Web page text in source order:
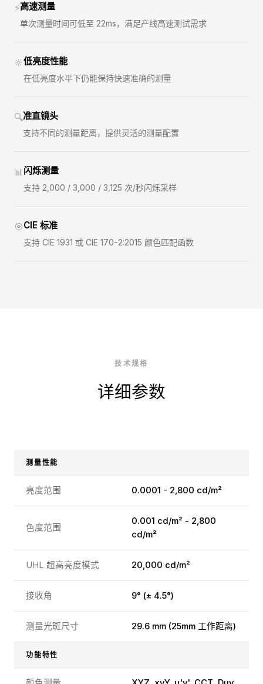
⚡高速测量
单次测量时间可低至 22ms，满足产线高速测试需求
🔆低亮度性能
在低亮度水平下仍能保持快速准确的测量
🔍准直镜头
支持不同的测量距离，提供灵活的测量配置
📊闪烁测量
支持 2,000 / 3,000 / 3,125 次/秒闪烁采样
🎯CIE 标准
支持 CIE 1931 或 CIE 170-2:2015 颜色匹配函数
技术规格
详细参数
测量性能
亮度范围 0.0001 - 2,800 cd/m²
色度范围
0.001 cd/m² - 2,800
cd/m²
UHL 超高亮度模式 20,000 cd/m²
接收角 9° (± 4.5°)
测量光斑尺寸 29.6 mm (25mm 工作距离)
功能特性